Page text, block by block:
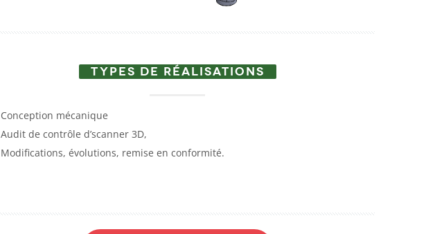
TYPES DE RÉALISATIONS
Conception mécanique
Audit de contrôle d’scanner 3D,
Modifications, évolutions, remise en conformité.